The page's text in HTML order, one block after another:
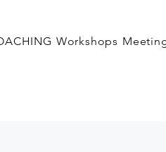
Workshops